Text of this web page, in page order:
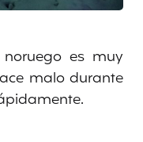
es muy
malo durante